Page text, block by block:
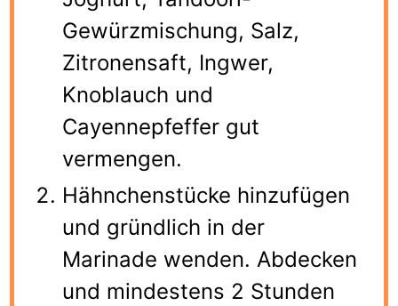
Gewürzmischung, Salz,
Zitronensaft, Ingwer,
Knoblauch und
Cayennepfeffer gut
vermengen.
Hähnchenstücke hinzufügen
und gründlich in der
Marinade wenden. Abdecken
und mindestens 2 Stunden